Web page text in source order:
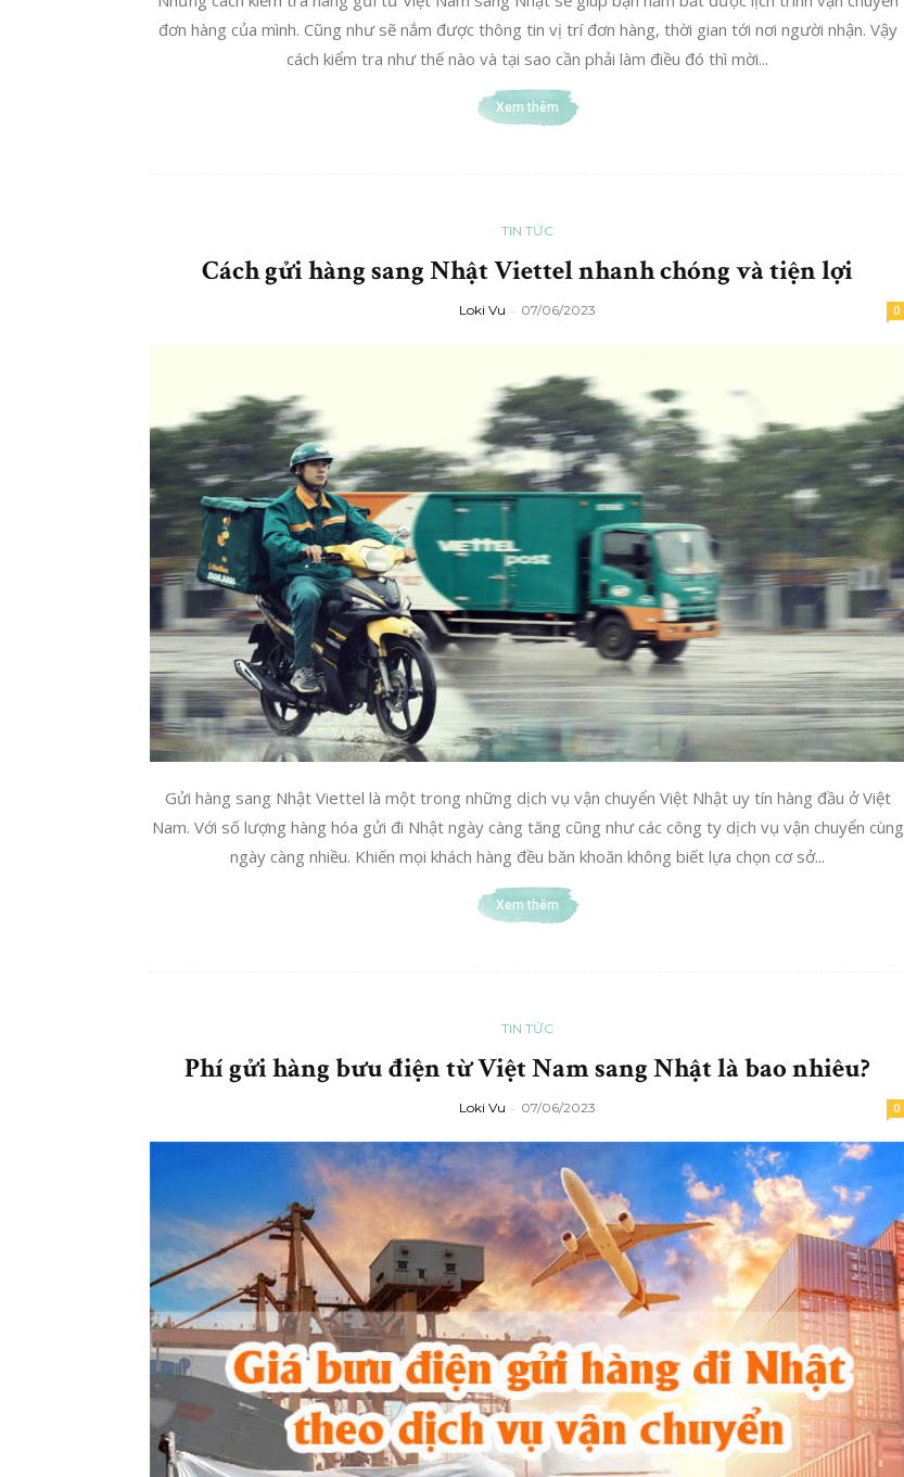
đơn hàng của mình. Cũng như sẽ nắm được thông tin vị trí đơn hàng, thời gian tới nơi người nhận. Vậy
cách kiểm tra như thế nào và tại sao cần phải làm điều đó thì mời...
Xem thêm
TIN TỨC
Cách gửi hàng sang Nhật Viettel nhanh chóng và tiện lợi
Loki Vu - 07/06/2023 0
Gửi hàng sang Nhật Viettel là một trong những dịch vụ vận chuyển Việt Nhật uy tín hàng đầu ở Việt
Nam. Với số lượng hàng hóa gửi đi Nhật ngày càng tăng cũng như các công ty dịch vụ vận chuyển cùng
ngày càng nhiều. Khiến mọi khách hàng đều băn khoăn không biết lựa chọn cơ sở...
Xem thêm
TIN TỨC
Phí gửi hàng bưu điện từ Việt Nam sang Nhật là bao nhiêu?
Loki Vu - 07/06/2023 0